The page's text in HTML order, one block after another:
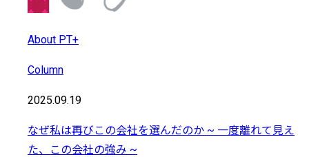
About PT+
Column
2025.09.19
なぜ私は再びこの会社を選んだのか ~ 一度離れて見え
た、この会社の強み ~